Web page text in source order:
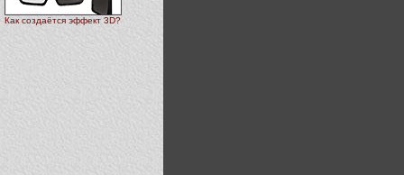
Как создаётся эффект 3D?